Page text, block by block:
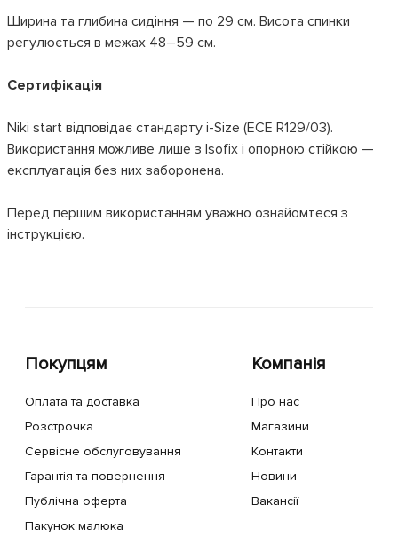
Ширина та глибина сидіння — по 29 см. Висота спинки
регулюється в межах 48–59 см.
Сертифікація
Niki start відповідає стандарту i-Size (ECE R129/03).
Використання можливе лише з Isofix і опорною стійкою —
експлуатація без них заборонена.
Перед першим використанням уважно ознайомтеся з
інструкцією.
Покупцям
Оплата та доставка
Розстрочка
Сервісне обслуговування
Гарантія та повернення
Публічна оферта
Пакунок малюка
Компанія
Про нас